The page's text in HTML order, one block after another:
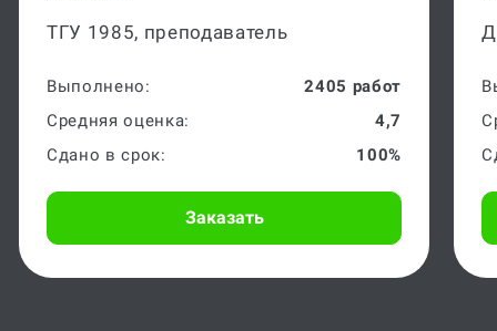
ТГУ 1985, преподаватель
Выполнено:
2405 работ
Средняя оценка:
4,7
Сдано в срок:
100%
Заказать